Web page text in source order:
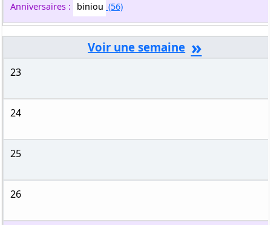
Anniversaires : biniou (56)
»
23
24
25
26